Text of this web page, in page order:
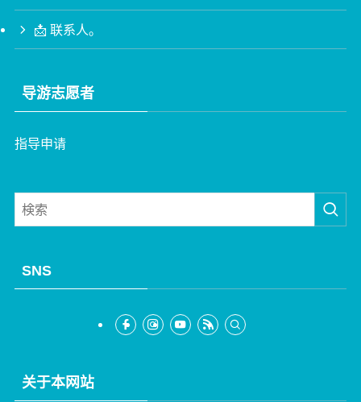
📩 联系人。
导游志愿者
指导申请
SNS
关于本网站